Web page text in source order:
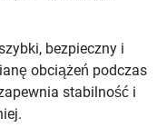
bezpieczny i
obciążeń podczas
stabilność i